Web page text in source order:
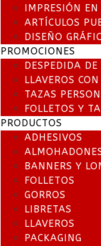
IMPRESIÓN EN
ARTÍCULOS
DISEÑO
PROMOCIONES
DESPEDIDA DE
LLAVEROS
TAZAS
FOLLETOS Y
PRODUCTOS
ADHESIVOS
BANNERS Y
FOLLETOS
GORROS
LIBRETAS
LLAVEROS
PACKAGING